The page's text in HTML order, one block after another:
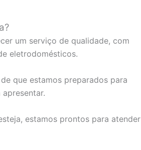
um serviço de qualidade, com
eletrodomésticos.
que estamos preparados para
estamos prontos para atender